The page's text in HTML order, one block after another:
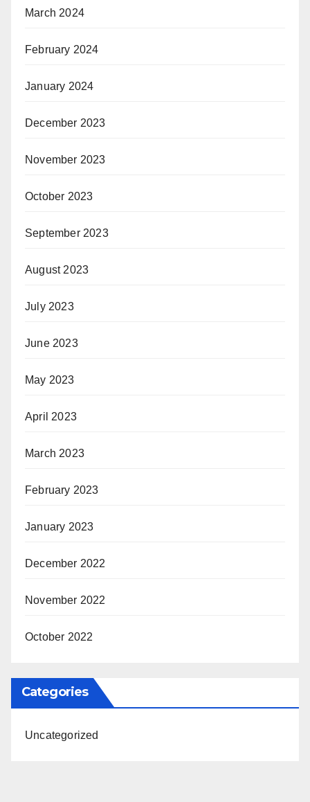
March 2024
February 2024
January 2024
December 2023
November 2023
October 2023
September 2023
August 2023
July 2023
June 2023
May 2023
April 2023
March 2023
February 2023
January 2023
December 2022
November 2022
October 2022
Categories
Uncategorized